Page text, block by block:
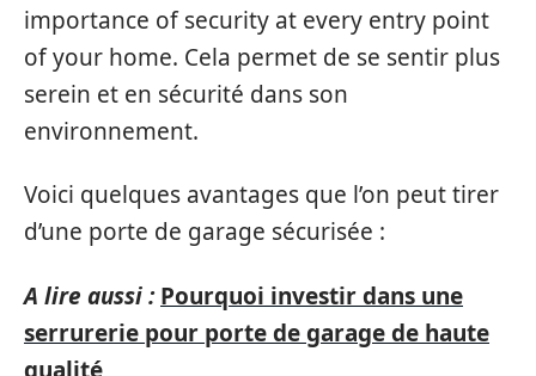
importance of security at every entry point
of your home. Cela permet de se sentir plus
serein et en sécurité dans son
environnement.
Voici quelques avantages que l’on peut tirer
d’une porte de garage sécurisée :
A lire aussi : Pourquoi investir dans une
serrurerie pour porte de garage de haute
qualité